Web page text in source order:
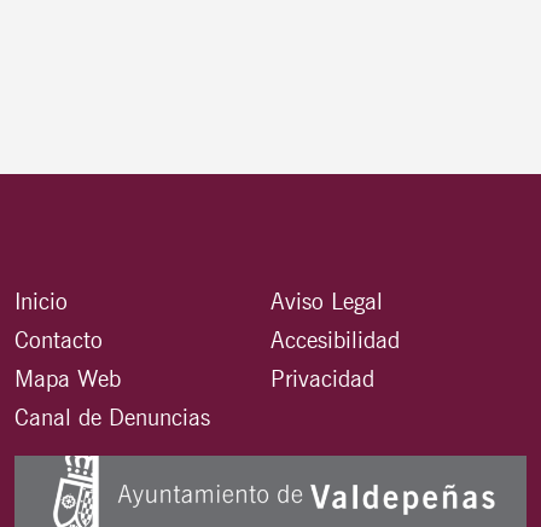
Inicio
Contacto
Mapa Web
Canal de Denuncias
Aviso Legal
Accesibilidad
Privacidad